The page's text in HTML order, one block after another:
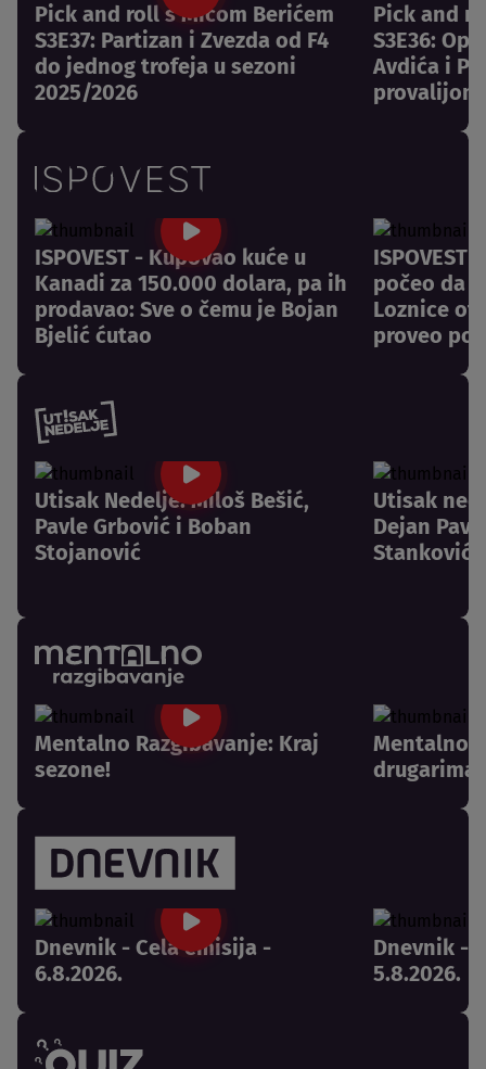
Pick and roll s Mićom Berićem
S3E37: Partizan i Zvezda od F4
do jednog trofeja u sezoni
2025/2026
Pick and
S3E36:
Avdića i
provalijom
ISPOVEST - Kupovao kuće u
Kanadi za 150.000 dolara, pa ih
prodavao: Sve o čemu je Bojan
Bjelić ćutao
počeo da
Loznice
proveo
Utisak Nedelje: Miloš Bešić,
Pavle Grbović i Boban
Stojanović
Utisak
Dejan
Stanković
Mentalno Razgibavanje: Kraj
sezone!
Mentalno
drugarima
Dnevnik - Cela emisija -
6.8.2026.
Dnevnik -
5.8.2026.